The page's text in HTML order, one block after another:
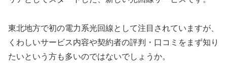
東北地方で初の電力系光回線として注目されていますが、
くわしいサービス内容や契約者の評判・口コミをまず知り
たいという方も多いのではないでしょうか。